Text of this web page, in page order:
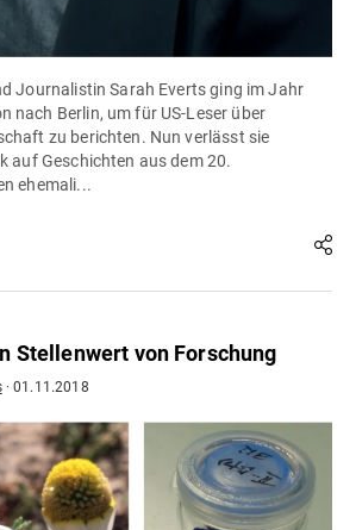
Journalistin Sarah Everts ging im Jahr
nach Berlin, um für US-Leser über
zu berichten. Nun verlässt sie
auf Geschichten aus dem 20.
ehemali...
Stellenwert von Forschung
·01.11.2018